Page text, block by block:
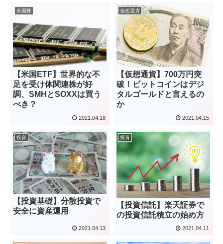
米国株
【米国ETF】世界的な不
足を受け体関連株が好
調、SMHとSOXXは買う
べき？
2021.04.18
仮想通貨
【仮想通貨】700万円突
破！ビットコインはデジ
タルゴールドと言えるの
か
2021.04.15
投資
【投資基礎】分散投資で
安全に資産運用
2021.04.13
投資
【投資信託】楽天証券で
の投資信託積立の始め方
2021.04.11